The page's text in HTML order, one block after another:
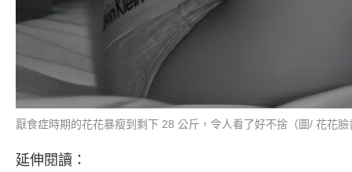
厭食症時期的花花暴瘦到剩下 28 公斤，令人看了好不捨（圖/ 花花臉
延伸閱讀：